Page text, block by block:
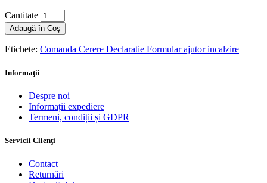
Cantitate
Adaugă în Coş
Etichete: Comanda Cerere Declaratie Formular ajutor incalzire
Informaţii
Despre noi
Informații expediere
Termeni, condiții și GDPR
Servicii Clienţi
Contact
Returnări